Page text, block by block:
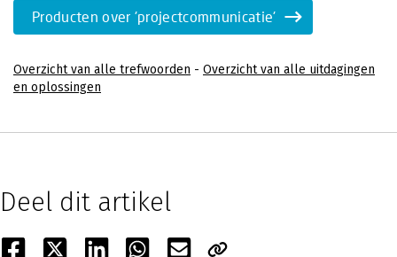
Producten over 'projectcommunicatie'
Overzicht van alle trefwoorden - Overzicht van alle uitdagingen
en oplossingen
Deel dit artikel